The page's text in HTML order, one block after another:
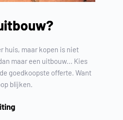
huis, maar kopen is niet
maar een uitbouw... Kies
goedkoopste offerte. Want
blijken.